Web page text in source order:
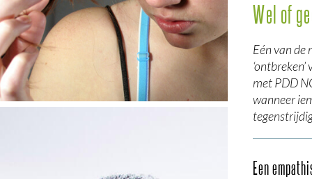
Wel of
Eén van de
met PDD
wanneer
Een